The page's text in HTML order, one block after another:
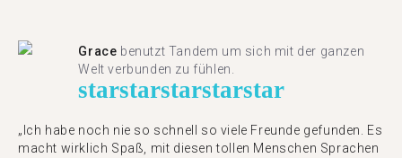
Grace benutzt Tandem um sich mit der ganzen
Welt verbunden zu fühlen.
starstarstarstarstar
„Ich habe noch nie so schnell so viele Freunde gefunden. Es
macht wirklich Spaß, mit diesen tollen Menschen Sprachen